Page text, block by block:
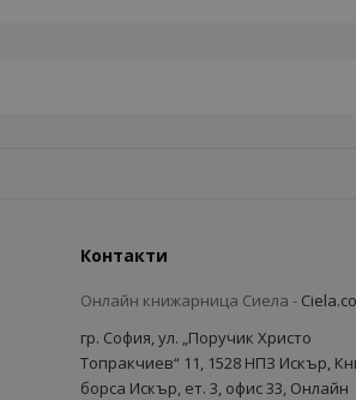
Контакти
Онлайн книжарница Сиела -
гр. София, ул. „Поручик Христо
Топракчиев“ 11, 1528 НПЗ Искър,
борса Искър, ет. 3, офис 33, Онлайн